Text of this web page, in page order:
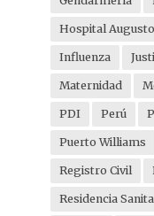
Hospital
Influenza
Maternidad
PDI Perú
Puerto Williams
Registro Civil
Residencia